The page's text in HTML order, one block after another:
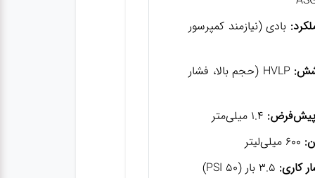
بادی (نیازمند کمپرسور
HVLP (حجم بالا، فشار
پیش‌فرض:
کاری: